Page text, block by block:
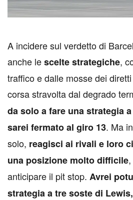
A incidere sul verdetto di
anche lescelte strategiche,
traffico e dalle mosse dei
corsa stravolta dal degrado
da solo a fare una strategia
sarei fermato al giro 13. Ma
solo, reagisci ai rivali e loro
una posizione molto difficile
anticipare il pit stop. Avrei
strategia a tre soste di